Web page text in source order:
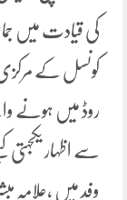
کی قیادت میں
روڈ میں ہونے
سے اظہار
وفد میں ،علامہ